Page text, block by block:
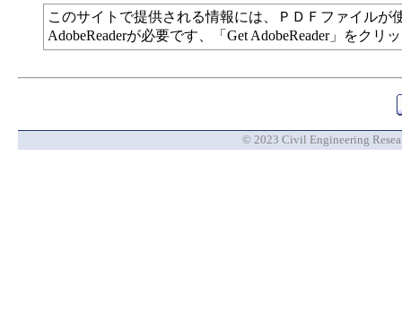
このサイトで提供される情報には、ＰＤＦファイル
AdobeReaderが必要です、「Get AdobeReader」をク
© 2023 Civil Engineering